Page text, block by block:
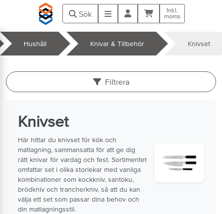
Hoppa till huvudinnehåll
Sök Meny Kundvagn
Inkl.
moms
Hushåll Knivar & Tillbehör Knivset
Filtrera
Knivset
Här hittar du knivset för kök och
matlagning, sammansatta för att ge dig
rätt knivar för vardag och fest. Sortimentet
omfattar set i olika storlekar med vanliga
kombinationer som kockkniv, santoku,
brödkniv och trancherkniv, så att du kan
välja ett set som passar dina behov och
din matlagningsstil.